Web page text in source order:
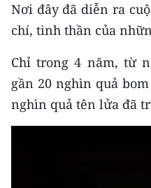
BẠN ĐỌC
TRI THỨC CHUYÊN SÂU
54 DÂN TỘC VIỆT NAM
Nơi đây đã diễn ra
chí, tinh thần của
Chỉ trong 4 năm, từ
gần 20 nghìn quả
nghìn quả tên lửa đã